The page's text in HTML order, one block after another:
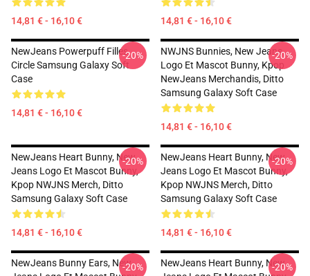
14,81 € - 16,10 € 14,81 € - 16,10 €
NewJeans Powerpuff Filles
Circle Samsung Galaxy Soft
Case
14,81 € - 16,10 €
-20%
NWJNS Bunnies, New Jeans
Logo Et Mascot Bunny, Kpop
NewJeans Merchandis, Ditto
Samsung Galaxy Soft Case
14,81 € - 16,10 €
-20%
NewJeans Heart Bunny, New
Jeans Logo Et Mascot Bunny,
Kpop NWJNS Merch, Ditto
Samsung Galaxy Soft Case
14,81 € - 16,10 €
-20%
NewJeans Heart Bunny, New
Jeans Logo Et Mascot Bunny,
Kpop NWJNS Merch, Ditto
Samsung Galaxy Soft Case
14,81 € - 16,10 €
-20%
NewJeans Bunny Ears, New-20%
NewJeans Heart Bunny, New
-20%